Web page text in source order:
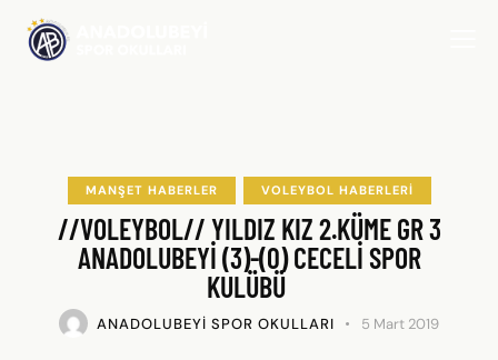
MANŞET HABERLER VOLEYBOL HABERLERI
//VOLEYBOL// YILDIZ KIZ 2.KÜME GR 3
ANADOLUBEYİ (3)-(0) CECELİ SPOR
KULÜBÜ
ANADOLUBEYI SPOR OKULLARI 5 Mart 2019